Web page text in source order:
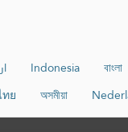
Indonesia বাংলা
ย অসমীয়া